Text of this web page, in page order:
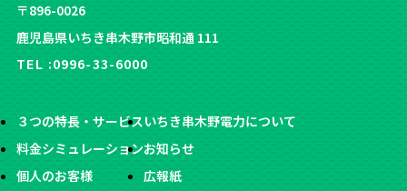
〒896-0026
鹿児島県いちき串木野市昭和通 111
TEL :0996-33-6000
３つの特長・サービス
料金シミュレーション
個人のお客様
いちき串木野電力について
お知らせ
広報紙